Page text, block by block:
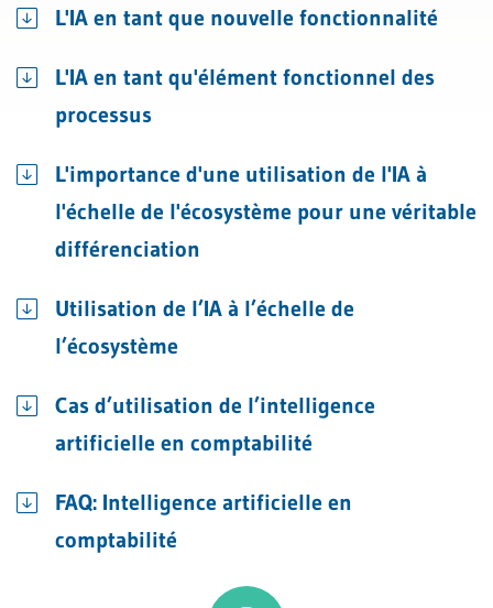
L'IA en tant que nouvelle fonctionnalité
L'IA en tant qu'élément fonctionnel des
processus
L'importance d'une utilisation de l'IA à
l'échelle de l'écosystème pour une véritable
différenciation
Utilisation de l’IA à l’échelle de
l’écosystème
Cas d’utilisation de l’intelligence
artificielle en comptabilité
FAQ: Intelligence artificielle en
comptabilité